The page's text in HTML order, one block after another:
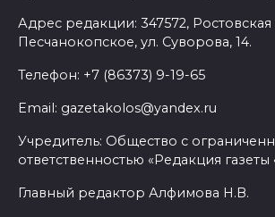
06 августа 2026 18:29
Развитие спорта на Дону
06 августа 2026 18:27
Андрей Фатеев: Театр
в Таганроге откроет
Адрес редакции: 347572, Ростовская
Песчанокопское, ул. Суворова, 14.
Телефон: +7 (86373) 9-19-65
Email: gazetakolos@yandex.ru
Учредитель: Общество с
ответственностью «Редакция газеты
Главный редактор Алфимова Н.В.